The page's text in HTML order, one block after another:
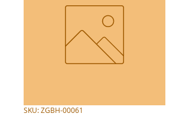
SKU: ZGBH-00061